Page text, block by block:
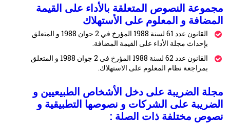
مجموعة النصوص المتعلقة بالأداء على القيمة
المضافة و المعلوم على الأستهلاك
القانون عدد 61 لسنة 1988 المؤرخ في 2 جوان 1988 و المتعلق
بإحداث مجلة الأداء على القيمة المضافة.
القانون عدد 62 لسنة 1988 المؤرخ في 2 جوان 1988 و المتعلق
بمراجعة نظام المعلوم على الاستهلاك.
مجلة الضريبة على دخل الأشخاص الطبيعيين و
الضريبة على الشركات و نصوصها التطبيقية و
نصوص مختلفة ذات الصلة :